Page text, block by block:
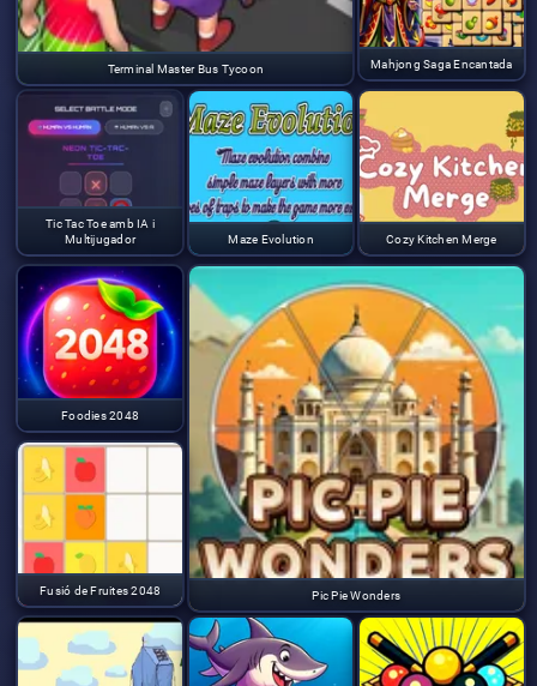
Terminal Master Bus Tycoon Mahjong Saga Encantada
Tic Tac Toe amb IA i
Multijugador
Maze Evolution Cozy Kitchen Merge
Foodies 2048
Pic Pie Wonders
Fusió de Fruites 2048